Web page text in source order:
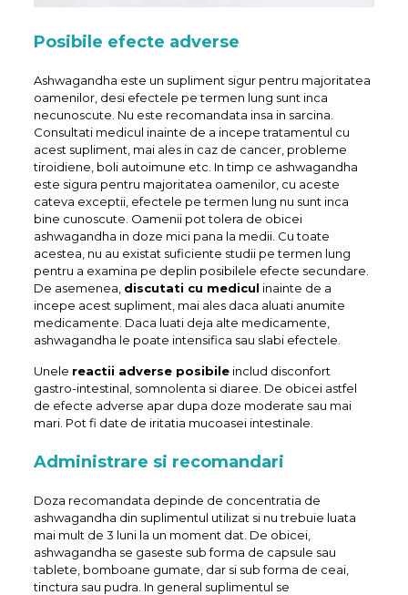
Posibile efecte adverse
Ashwagandha este un supliment sigur pentru majoritatea
oamenilor, desi efectele pe termen lung sunt inca
necunoscute. Nu este recomandata insa in sarcina.
Consultati medicul inainte de a incepe tratamentul cu
acest supliment, mai ales in caz de cancer, probleme
tiroidiene, boli autoimune etc. In timp ce ashwagandha
este sigura pentru majoritatea oamenilor, cu aceste
cateva exceptii, efectele pe termen lung nu sunt inca
bine cunoscute. Oamenii pot tolera de obicei
ashwagandha in doze mici pana la medii. Cu toate
acestea, nu au existat suficiente studii pe termen lung
pentru a examina pe deplin posibilele efecte secundare.
De asemenea, discutati cu medicul inainte de a
incepe acest supliment, mai ales daca aluati anumite
medicamente. Daca luati deja alte medicamente,
ashwagandha le poate intensifica sau slabi efectele.
Unele reactii adverse posibileinclud disconfort
gastro-intestinal, somnolenta si diaree. De obicei astfel
de efecte adverse apar dupa doze moderate sau mai
mari. Pot fi date de iritatia mucoasei intestinale.
Administrare si recomandari
Doza recomandata depinde de concentratia de
ashwagandha din suplimentul utilizat si nu trebuie luata
mai mult de 3 luni la un moment dat. De obicei,
ashwagandha se gaseste sub forma de capsule sau
tablete, bomboane gumate, dar si sub forma de ceai,
tinctura sau pudra. In general suplimentul se